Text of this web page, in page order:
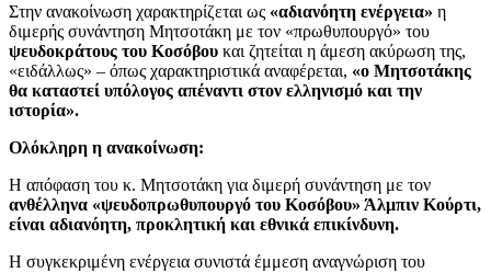
Στην ανακοίνωση χαρακτηρίζεται ως «αδιανόητη ενέργεια» η
διμερής συνάντηση Μητσοτάκη με τον «πρωθυπουργό» του
ψευδοκράτους του Κοσόβου και ζητείται η άμεση ακύρωση της,
«ειδάλλως» – όπως χαρακτηριστικά αναφέρεται, «ο Μητσοτάκης
θα καταστεί υπόλογος απέναντι στον ελληνισμό και την
ιστορία».
Ολόκληρη η ανακοίνωση:
Η απόφαση του κ. Μητσοτάκη για διμερή συνάντηση με τον
ανθέλληνα «ψευδοπρωθυπουργό του Κοσόβου» Άλμπιν Κούρτι,
είναι αδιανόητη, προκλητική και εθνικά επικίνδυνη.
Η συγκεκριμένη ενέργεια συνιστά έμμεση αναγνώριση του